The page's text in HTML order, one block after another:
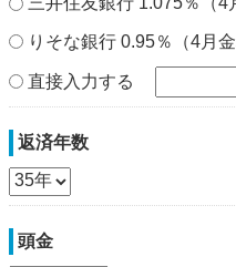
りそな銀行 0.95％（4月金
直接入力する
返済年数
頭金